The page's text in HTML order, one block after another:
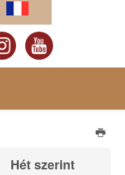
Hét szerint